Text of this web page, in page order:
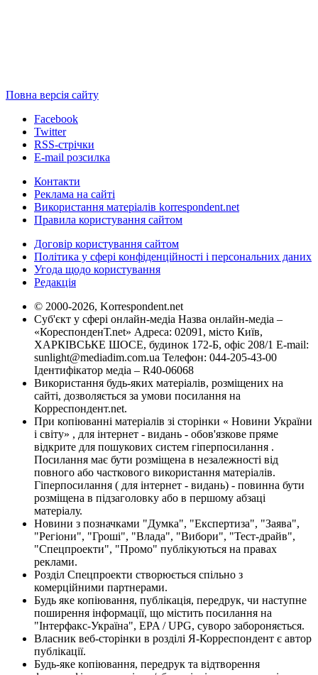
Повна версія сайту
Facebook
Twitter
RSS-стрічки
E-mail розсилка
Контакти
Реклама на сайті
Використання матеріалів korrespondent.net
Правила користування сайтом
Договір користування сайтом
Політика у сфері конфіденційності і персональних даних
Угода щодо користування
Редакція
© 2000-2026, Korrespondent.net
Суб'єкт у сфері онлайн-медіа Назва онлайн-медіа –
«КореспонденТ.net» Адреса: 02091, місто Київ,
ХАРКІВСЬКЕ ШОСЕ, будинок 172-Б, офіс 208/1 E-mail:
sunlight@mediadim.com.ua Телефон: 044-205-43-00
Ідентифікатор медіа – R40-06068
Використання будь-яких матеріалів, розміщених на
сайті, дозволяється за умови посилання на
Корреспондент.net.
При копіюванні матеріалів зі сторінки « Новини України
і світу» , для інтернет - видань - обов'язкове пряме
відкрите для пошукових систем гіперпосилання .
Посилання має бути розміщена в незалежності від
повного або часткового використання матеріалів.
Гіперпосилання ( для інтернет - видань) - повинна бути
розміщена в підзаголовку або в першому абзаці
матеріалу.
Новини з позначками "Думка", "Експертиза", "Заява",
"Регіони", "Гроші", "Влада", "Вибори", "Тест-драйв",
"Спецпроекти", "Промо" публікуються на правах
реклами.
Розділ Спецпроекти створюється спільно з
комерційними партнерами.
Будь яке копіювання, публікація, передрук, чи наступне
поширення інформації, що містить посилання на
"Інтерфакс-Україна", EPA / UPG, суворо забороняється.
Власник веб-сторінки в розділі Я-Корреспондент є автор
публікації.
Будь-яке копіювання, передрук та відтворення